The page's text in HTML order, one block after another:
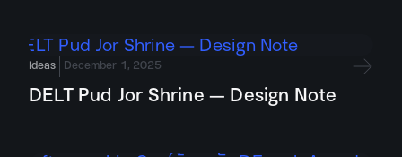
Ideas December 1, 2025
DELT Pud Jor Shrine — Design Note